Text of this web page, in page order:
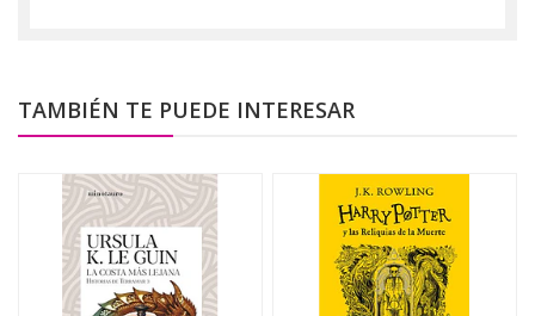
TAMBIÉN TE PUEDE INTERESAR